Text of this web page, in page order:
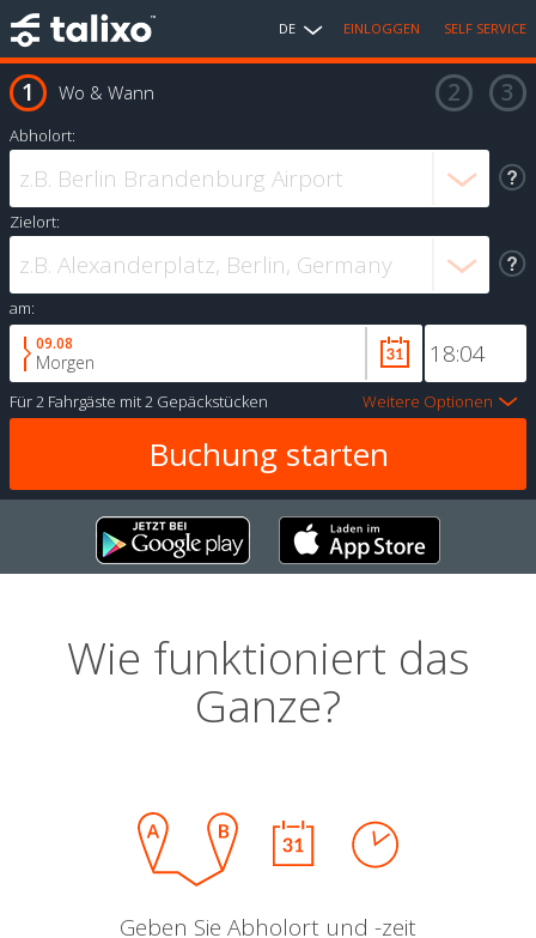
DE EINLOGGEN SELF SERVICE
Wo & Wann
Abholort:
Zielort:
am:
09.08
Morgen
Für2 Fahrgäste mit2 Gepäckstücken Weitere Optionen
Wie funktioniert das
Ganze?
Geben Sie Abholort und -zeit